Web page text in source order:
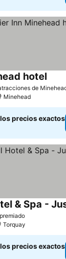
de
hotel
Minehead
precios exactos
& Spa -
Torquay
precios exactos